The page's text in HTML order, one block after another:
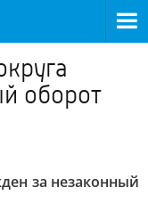
оборот
за незаконный